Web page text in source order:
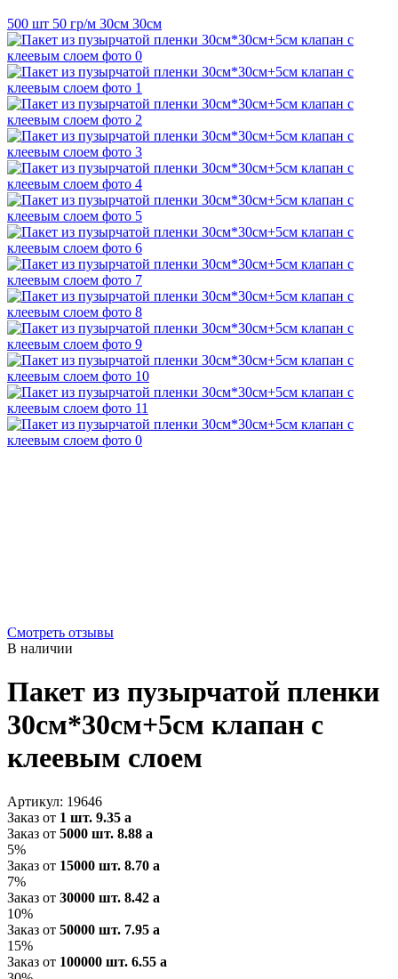
500 шт 50 гр/м 30см 30см
Смотреть отзывы
В наличии
Пакет из пузырчатой пленки
30см*30см+5см клапан с
клеевым слоем
Артикул: 19646
Заказ от 1 шт. 9.35 a
Заказ от 5000 шт. 8.88 a
5%
Заказ от 15000 шт. 8.70 a
7%
Заказ от 30000 шт. 8.42 a
10%
Заказ от 50000 шт. 7.95 a
15%
Заказ от 100000 шт. 6.55 a